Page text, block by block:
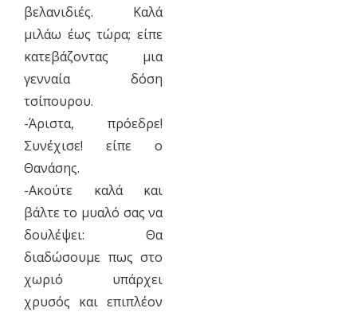
βελανιδιές. Καλά
μιλάω έως τώρα; είπε
κατεβάζοντας μια
γενναία δόση
τσίπουρου.
-Άριστα, πρόεδρε!
Συνέχισε! είπε ο
Θανάσης.
-Ακούτε καλά και
βάλτε το μυαλό σας να
δουλέψει: Θα
διαδώσουμε πως στο
χωριό υπάρχει
χρυσός και επιπλέον